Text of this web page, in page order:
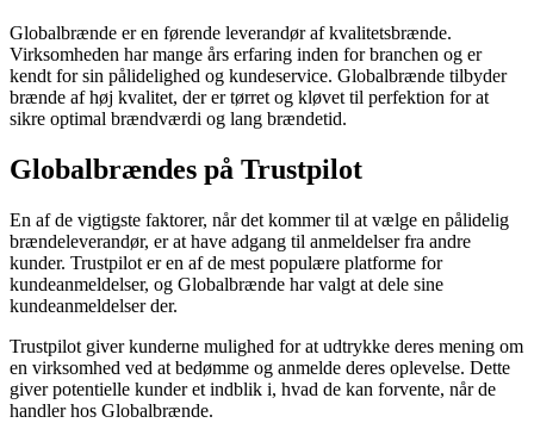
Globalbrænde er en førende leverandør af kvalitetsbrænde.
Virksomheden har mange års erfaring inden for branchen og er
kendt for sin pålidelighed og kundeservice. Globalbrænde tilbyder
brænde af høj kvalitet, der er tørret og kløvet til perfektion for at
sikre optimal brændværdi og lang brændetid.
Globalbrændes på Trustpilot
En af de vigtigste faktorer, når det kommer til at vælge en pålidelig
brændeleverandør, er at have adgang til anmeldelser fra andre
kunder. Trustpilot er en af ​​de mest populære platforme for
kundeanmeldelser, og Globalbrænde har valgt at dele sine
kundeanmeldelser der.
Trustpilot giver kunderne mulighed for at udtrykke deres mening om
en virksomhed ved at bedømme og anmelde deres oplevelse. Dette
giver potentielle kunder et indblik i, hvad de kan forvente, når de
handler hos Globalbrænde.